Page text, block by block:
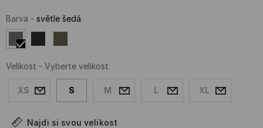
Barva - světle šedá
Velikost - Vyberte velikost
XS S M L XL
Najdi si svou velikost